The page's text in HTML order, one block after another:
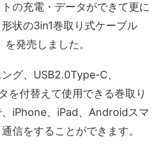
の充電・データができて更に
状の3in1巻取り式ケーブル
を発売しました。
グ、USB2.0Type-C、
を付替えて使用できる巻取り
iPhone、iPad、Androidスマ
信をすることができます。